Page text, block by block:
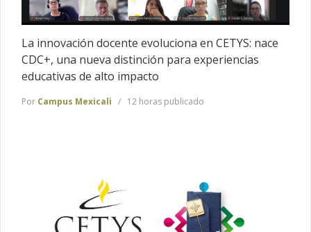
La innovación docente evoluciona en CETYS: nace
CDC+, una nueva distinción para experiencias
educativas de alto impacto
Por Campus Mexicali 12 horas publicado